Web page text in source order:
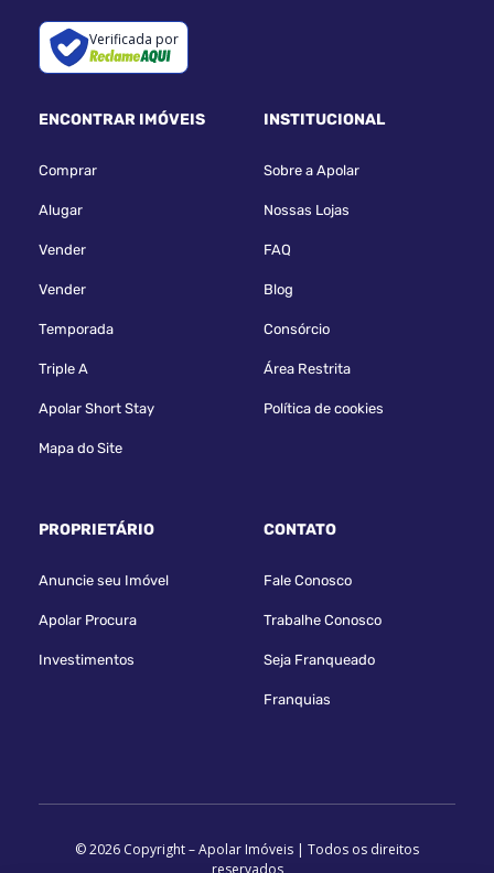
Verificada por
ENCONTRAR IMÓVEIS
Comprar
Alugar
Vender
Vender
Temporada
Triple A
Apolar Short Stay
Mapa do Site
INSTITUCIONAL
Sobre a Apolar
Nossas Lojas
FAQ
Blog
Consórcio
Área Restrita
Política de cookies
PROPRIETÁRIO
Anuncie seu Imóvel
Apolar Procura
Investimentos
CONTATO
Fale Conosco
Trabalhe Conosco
Seja Franqueado
Franquias
© 2026 Copyright – Apolar Imóveis | Todos os direitos